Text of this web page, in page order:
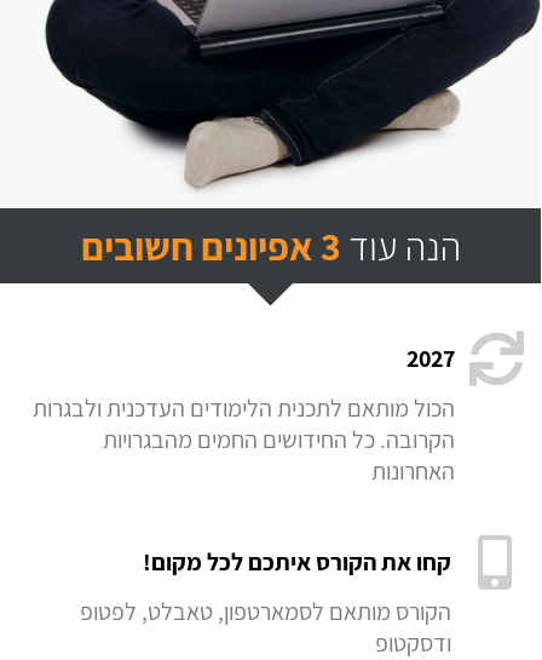
הנה עוד 3 אפיונים חשובים
2027
הכול מותאם לתכנית הלימודים העדכנית ולבגרות
הקרובה. כל החידושים החמים מהבגרויות
האחרונות
קחו את הקורס איתכם לכל מקום!
הקורס מותאם לסמארטפון, טאבלט, לפטופ
ודסקטופ